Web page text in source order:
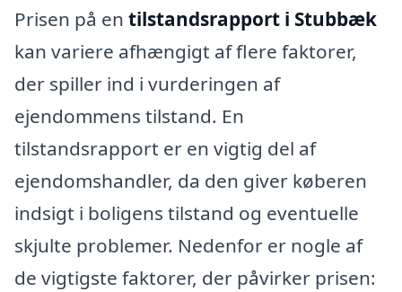
Prisen på en tilstandsrapport i Stubbæk
kan variere afhængigt af flere faktorer,
der spiller ind i vurderingen af
ejendommens tilstand. En
tilstandsrapport er en vigtig del af
ejendomshandler, da den giver køberen
indsigt i boligens tilstand og eventuelle
skjulte problemer. Nedenfor er nogle af
de vigtigste faktorer, der påvirker prisen: